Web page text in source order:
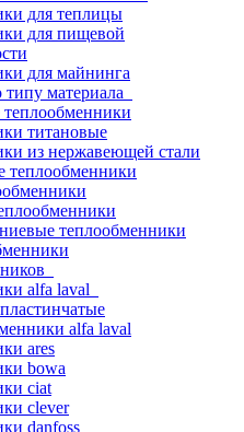
для теплицы
для пищевой
для майнинга
материала
титановые
из нержавеющей стали
теплообменники
alfa laval
alfa laval
ares
bowa
ciat
clever
danfoss